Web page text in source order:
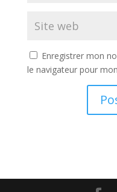
Enregistrer mon
le navigateur pour